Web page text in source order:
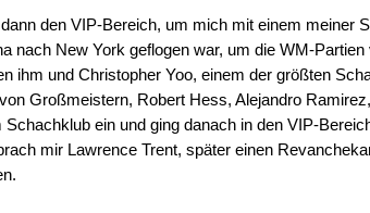
den VIP-Bereich, um mich mit einem meiner
nach New York geflogen war, um die WM-
ihm und Christopher Yoo, einem der größten
Großmeistern, Robert Hess, Alejandro
ein und ging danach in den VIP-
mir Lawrence Trent, später einen